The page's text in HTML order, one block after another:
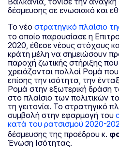
δέσμευσης σε ενωσιακό και
Το νέο στρατηγικό πλαίσιο
το οποίο παρουσίασε η
2020, έθεσε νέους στόχους
κράτη μέλη να σημειώσουν
παροχή ζωτικής στήριξης
χρειάζονται πολλοί Ρομά
επίσης την ισότητα, την
Ρομά στην εξωτερική δράση
στο πλαίσιο των πολιτικών
τη γειτονία. Το στρατηγικό
συμβολή στην εφαρμογή του
κατά του ρατσισμού 2020-
δέσμευσης της προέδρου κ.
Ένωση Ισότητας.